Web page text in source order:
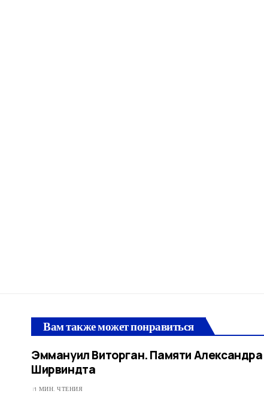
Вам также может понравиться
Эммануил Виторган. Памяти Александра
Ширвиндта
1 МИН. ЧТЕНИЯ